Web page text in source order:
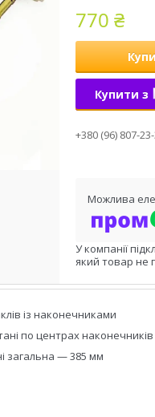
770 ₴
Купити з
+380 (96) 807-
У компанії
який товар не
із наконечниками
по центрах
загальна — 385 мм